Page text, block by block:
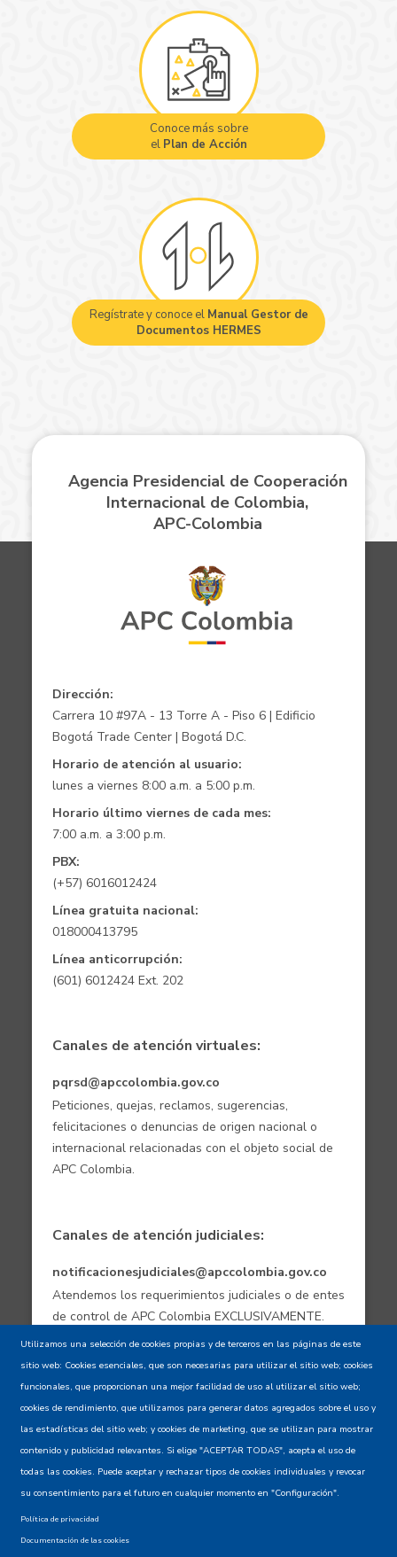
Conoce más sobre
el Plan de Acción
Regístrate y conoce el Manual Gestor de
Documentos HERMES
Agencia Presidencial de Cooperación
Internacional de Colombia,
APC-Colombia
Dirección:
Carrera 10 #97A - 13 Torre A - Piso 6 | Edificio
Bogotá Trade Center | Bogotá D.C.
Horario de atención al usuario:
lunes a viernes 8:00 a.m. a 5:00 p.m.
Horario último viernes de cada mes:
7:00 a.m. a 3:00 p.m.
PBX:
(+57) 6016012424
Línea gratuita nacional:
018000413795
Línea anticorrupción:
(601) 6012424 Ext. 202
Canales de atención virtuales:
pqrsd@apccolombia.gov.co
Peticiones, quejas, reclamos, sugerencias,
felicitaciones o denuncias de origen nacional o
internacional relacionadas con el objeto social de
APC Colombia.
Canales de atención judiciales:
notificacionesjudiciales@apccolombia.gov.co
Atendemos los requerimientos judiciales o de entes
de control de APC Colombia EXCLUSIVAMENTE.
Aviso de confidencialidad - Política de
privacidad y Condiciones de uso
Mapa del Sitio XML
Utilizamos una selección de cookies propias y de terceros en las páginas de este
sitio web: Cookies esenciales, que son necesarias para utilizar el sitio web; cookies
funcionales, que proporcionan una mejor facilidad de uso al utilizar el sitio web;
cookies de rendimiento, que utilizamos para generar datos agregados sobre el uso y
las estadísticas del sitio web; y cookies de marketing, que se utilizan para mostrar
contenido y publicidad relevantes. Si elige "ACEPTAR TODAS", acepta el uso de
todas las cookies. Puede aceptar y rechazar tipos de cookies individuales y revocar
su consentimiento para el futuro en cualquier momento en "Configuración".
Política de privacidad
Documentación de las cookies